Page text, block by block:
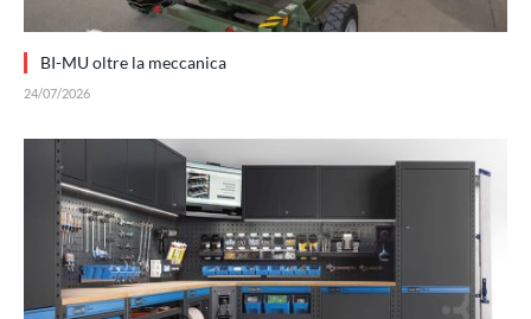
BI-MU oltre la meccanica
24/07/2026